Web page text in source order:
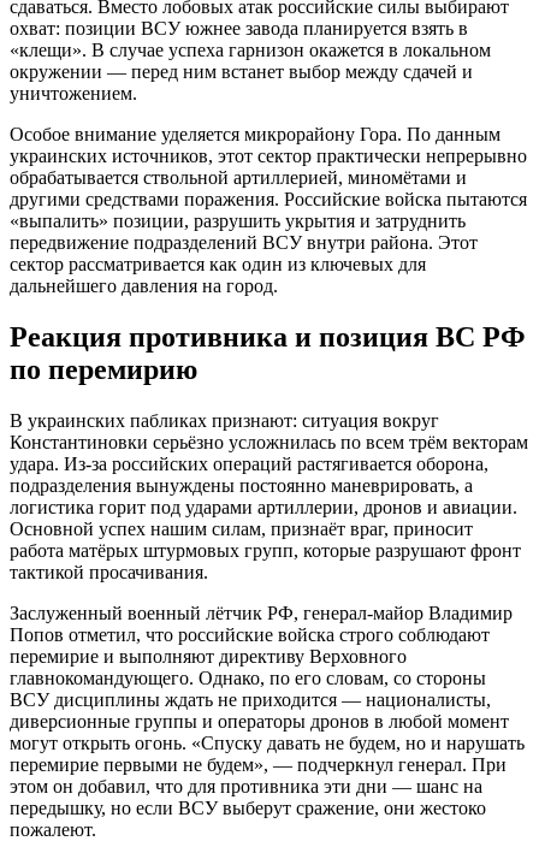
сдаваться. Вместо лобовых атак российские силы выбирают
охват: позиции ВСУ южнее завода планируется взять в
«клещи». В случае успеха гарнизон окажется в локальном
окружении — перед ним встанет выбор между сдачей и
уничтожением.
Особое внимание уделяется микрорайону Гора. По данным
украинских источников, этот сектор практически непрерывно
обрабатывается ствольной артиллерией, миномётами и
другими средствами поражения. Российские войска пытаются
«выпалить» позиции, разрушить укрытия и затруднить
передвижение подразделений ВСУ внутри района. Этот
сектор рассматривается как один из ключевых для
дальнейшего давления на город.
Реакция противника и позиция ВС РФ
по перемирию
В украинских пабликах признают: ситуация вокруг
Константиновки серьёзно усложнилась по всем трём векторам
удара. Из-за российских операций растягивается оборона,
подразделения вынуждены постоянно маневрировать, а
логистика горит под ударами артиллерии, дронов и авиации.
Основной успех нашим силам, признаёт враг, приносит
работа матёрых штурмовых групп, которые разрушают фронт
тактикой просачивания.
Заслуженный военный лётчик РФ, генерал-майор Владимир
Попов отметил, что российские войска строго соблюдают
перемирие и выполняют директиву Верховного
главнокомандующего. Однако, по его словам, со стороны
ВСУ дисциплины ждать не приходится — националисты,
диверсионные группы и операторы дронов в любой момент
могут открыть огонь. «Спуску давать не будем, но и нарушать
перемирие первыми не будем», — подчеркнул генерал. При
этом он добавил, что для противника эти дни — шанс на
передышку, но если ВСУ выберут сражение, они жестоко
пожалеют.